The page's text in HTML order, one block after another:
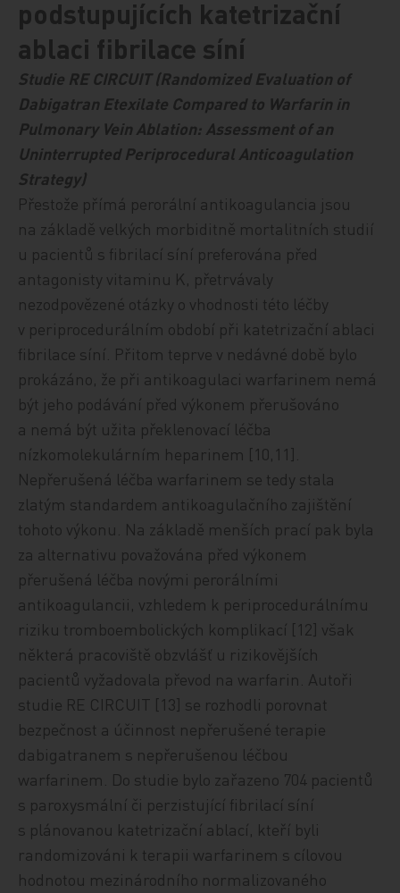
podstupujících katetrizační
ablaci fibrilace síní
Studie RE CIRCUIT (Randomized Evaluation of
Dabigatran Etexilate Compared to Warfarin in
Pulmonary Vein Ablation: Assessment of an
Uninterrupted Periprocedural Anticoagulation
Strategy)
Přestože přímá perorální antikoagulancia jsou
na základě velkých morbiditně mortalitních studií
u pacientů s fibrilací síní preferována před
antagonisty vitaminu K, přetrvávaly
nezodpovězené otázky o vhodnosti této léčby
v periprocedurálním období při katetrizační ablaci
fibrilace síní. Přitom teprve v nedávné době bylo
prokázáno, že při anti­ko­agu­la­ci warfarinem nemá
být jeho podávání před výkonem přerušováno
a nemá být užita překlenovací léčba
nízkomolekulárním heparinem [10,11].
Nepřerušená léčba warfarinem se tedy stala
zlatým standardem antikoagulačního zajištění
tohoto výkonu. Na základě menších prací pak byla
za alternativu považována před výkonem
přerušená léčba novými perorálními
antikoagulancii, vzhledem k periprocedurálnímu
riziku tromboembolických komplikací [12] však
některá pracoviště obzvlášť u rizikovějších
pacientů vyžadovala převod na warfarin. Autoři
studie RE CIRCUIT [13] se rozhodli porovnat
bezpečnost a účinnost nepřerušené terapie
dabigatranem s nepřerušenou léčbou
warfarinem. Do studie bylo zařazeno 704 pacientů
s paroxysmální či perzistující fibrilací síní
s plánovanou katetrizační ablací, kteří byli
randomizováni k terapii warfarinem s cílovou
hodnotou mezinárodního normalizovaného